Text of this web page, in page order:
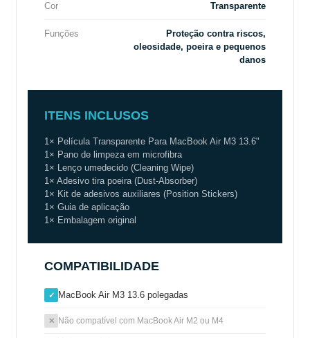
Cor Transparente
Funções
Proteção contra riscos,
oleosidade, poeira e pequenos
danos
ITENS INCLUSOS
1× Película Transparente Para MacBook Air M3 13.6"
1× Pano de limpeza em microfibra
1× Lenço umedecido (Cleaning Wipe)
1× Adesivo tira poeira (Dust-Absorber)
1× Kit de adesivos auxiliares (Position Stickers)
1× Guia de aplicação
1× Embalagem original
COMPATIBILIDADE
✓ MacBook Air M3 13.6 polegadas
✕ Não compatível com MacBook Air M2 ou M4